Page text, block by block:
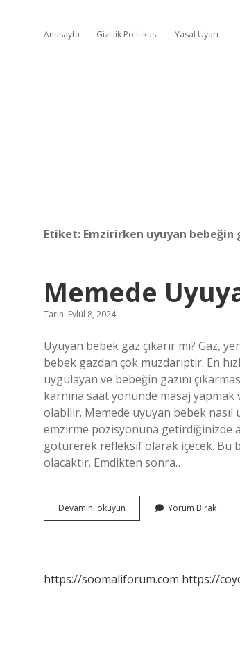
Anasayfa Gizlilik Politikası Yasal Uyarı
Etiket: Emzirirken uyuyan bebeğin
Memede
Tarih: Eylül 8, 2024
Uyuyan bebek gaz çıkarır mı? Gaz,
bebek gazdan çok muzdariptir. En
uygulayan ve bebeğin gazını
karnına saat yönünde masaj
olabilir. Memede uyuyan bebek nasıl
emzirme pozisyonuna getirdiğinizde
götürerek refleksif olarak içecek. Bu
olacaktır. Emdikten sonra…
Devamını okuyun Memede
Uyuyan
Yorum Bırak
https://soomaliforum.com https://